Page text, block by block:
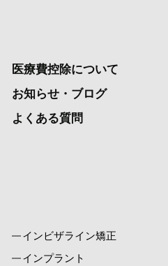
インビザライン矯正
インプラント
医療費控除について
お知らせ・ブログ
よくある質問